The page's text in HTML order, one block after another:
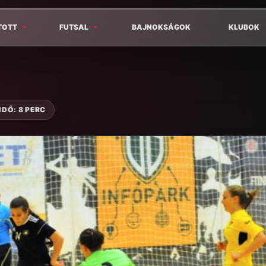
FUTSAL BAJNOKSÁGOK KLUBOK
8 PERC